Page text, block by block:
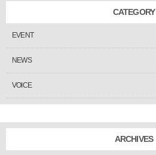
CATEGORY
EVENT
NEWS
VOICE
ARCHIVES